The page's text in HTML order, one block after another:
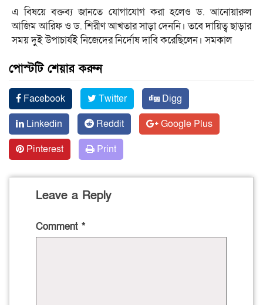
এ বিষয়ে বক্তব্য জানতে যোগাযোগ করা হলেও ড. আনোয়ারুল
আজিম আরিফ ও ড. শিরীণ আখতার সাড়া দেননি। তবে দায়িত্ব ছাড়ার
সময় দুই উপাচার্যই নিজেদের নির্দোষ দাবি করেছিলেন। সমকাল
পোস্টটি শেয়ার করুন
Facebook Twitter
Digg
Linkedin
Reddit
Google Plus
Pinterest
Print
Leave a Reply
Comment *